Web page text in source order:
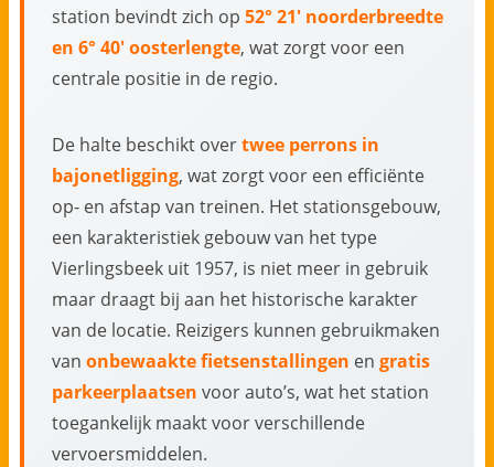
station bevindt zich op 52° 21′ noorderbreedte
en 6° 40′ oosterlengte, wat zorgt voor een
centrale positie in de regio.
De halte beschikt overtwee perrons in
bajonetligging, wat zorgt voor een efficiënte
op- en afstap van treinen. Het stationsgebouw,
een karakteristiek gebouw van het type
Vierlingsbeek uit 1957, is niet meer in gebruik
maar draagt bij aan het historische karakter
van de locatie. Reizigers kunnen gebruikmaken
van onbewaakte fietsenstallingen en gratis
parkeerplaatsen voor auto’s, wat het station
toegankelijk maakt voor verschillende
vervoersmiddelen.